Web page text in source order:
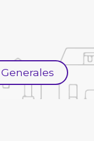
Generales